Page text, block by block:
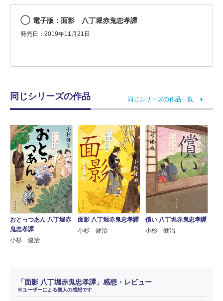
電子版：面影 八丁堀赤鬼忠孝譚
発売日：2019年11月21日
同じシリーズの作品 同じシリーズの作品一覧
おとっつあん 八丁堀赤
鬼忠孝譚
小杉 健治
面影 八丁堀赤鬼忠孝譚
小杉 健治
償い 八丁堀赤鬼忠孝譚
小杉 健治
「面影 八丁堀赤鬼忠孝譚」感想・レビュー
※ユーザーによる個人の感想です